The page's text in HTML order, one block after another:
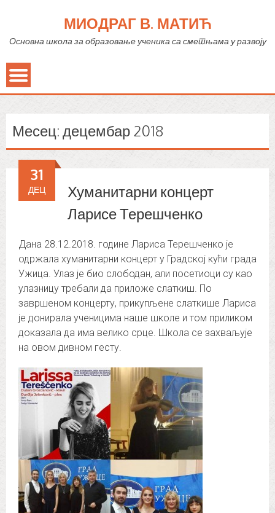
МИОДРАГ В. МАТИЋ
Основна школа за образовање ученика са сметњама у развоју
Месец:децембар 2018
Хуманитарни концерт
Ларисе Терешченко
31
ДЕЦ
Дана 28.12.2018. године Лариса Терешченко је
одржала хуманитарни концерт у Градској кући града
Ужица. Улаз је био слободан, али посетиоци су као
улазницу требали да приложе слаткиш. По
завршеном концерту, прикупљене слаткише Лариса
је донирала ученицима наше школе и том приликом
доказала да има велико срце. Школа се захваљује
на овом дивном гесту.